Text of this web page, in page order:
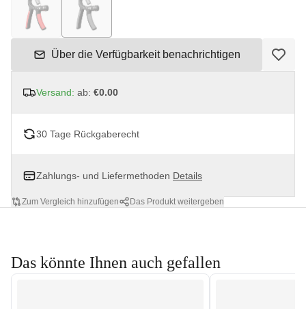
Über die Verfügbarkeit benachrichtigen
Versand: ab: €0.00
30 Tage Rückgaberecht
Zahlungs- und Liefermethoden Details
Zum Vergleich hinzufügen Das Produkt weitergeben
Das könnte Ihnen auch gefallen